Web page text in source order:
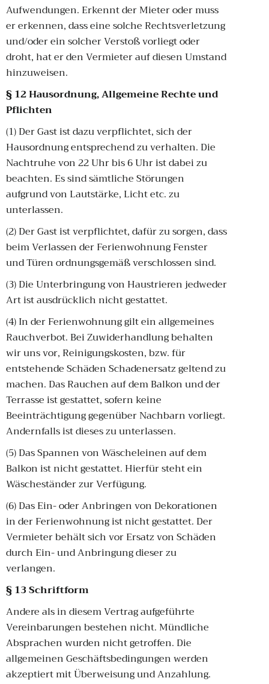
Aufwendungen. Erkennt der Mieter oder muss
er erkennen, dass eine solche Rechtsverletzung
und/oder ein solcher Verstoß vorliegt oder
droht, hat er den Vermieter auf diesen Umstand
hinzuweisen.
§ 12 Hausordnung, Allgemeine Rechte und
Pflichten
(1) Der Gast ist dazu verpflichtet, sich der
Hausordnung entsprechend zu verhalten. Die
Nachtruhe von 22 Uhr bis 6 Uhr ist dabei zu
beachten. Es sind sämtliche Störungen
aufgrund von Lautstärke, Licht etc. zu
unterlassen.
(2) Der Gast ist verpflichtet, dafür zu sorgen, dass
beim Verlassen der Ferienwohnung Fenster
und Türen ordnungsgemäß verschlossen sind.
(3) Die Unterbringung von Haustrieren jedweder
Art ist ausdrücklich nicht gestattet.
(4) In der Ferienwohnung gilt ein allgemeines
Rauchverbot. Bei Zuwiderhandlung behalten
wir uns vor, Reinigungskosten, bzw. für
entstehende Schäden Schadenersatz geltend zu
machen. Das Rauchen auf dem Balkon und der
Terrasse ist gestattet, sofern keine
Beeinträchtigung gegenüber Nachbarn vorliegt.
Andernfalls ist dieses zu unterlassen.
(5) Das Spannen von Wäscheleinen auf dem
Balkon ist nicht gestattet. Hierfür steht ein
Wäscheständer zur Verfügung.
(6) Das Ein- oder Anbringen von Dekorationen
in der Ferienwohnung ist nicht gestattet. Der
Vermieter behält sich vor Ersatz von Schäden
durch Ein- und Anbringung dieser zu
verlangen.
§ 13 Schriftform
Andere als in diesem Vertrag aufgeführte
Vereinbarungen bestehen nicht. Mündliche
Absprachen wurden nicht getroffen. Die
allgemeinen Geschäftsbedingungen werden
akzeptiert mit Überweisung und Anzahlung.